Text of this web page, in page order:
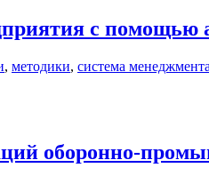
с помощью
, методики, система
оборонно-